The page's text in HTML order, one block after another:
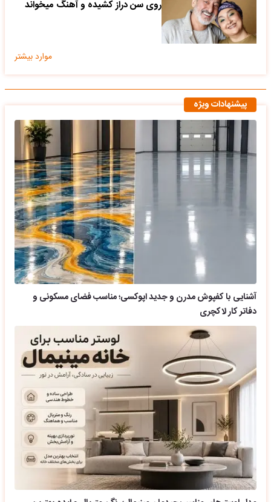
روی سن دراز کشیده و آهنگ میخواند
موارد بیشتر
پیشنهادات ویژه
آشنایی با کفپوش مدرن و جدید اپوکسی؛ مناسب فضای مسکونی و
دفاتر کار لاکچری